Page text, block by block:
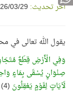
آخر تحديث: 29‏/03‏/2026 هـ 11-10-1447
يقول الله تعالى في
وَفِي الْأَرْضِ قِطَعٌ
صِنْوَانٍ يُسْقَى بِمَاءٍ
لَآيَاتٍ لِقَوْمٍ يَعْقِلُونَ (4) الرعد.